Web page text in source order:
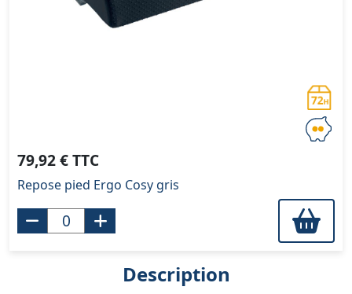
79,92 € TTC
Repose pied Ergo Cosy gris
Description